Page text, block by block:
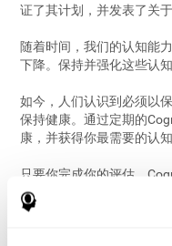
证了其计划，并发表了关
随着时间，我们的认知能
下降。保持并强化这些认
如今，人们认识到必须以
保持健康。通过定期的
康，并获得你最需要的认
只要你完成你的评估，
案。我们的专利技术将创
求。你将深入了解你的认